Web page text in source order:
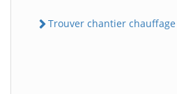
Trouver chantier chauffage